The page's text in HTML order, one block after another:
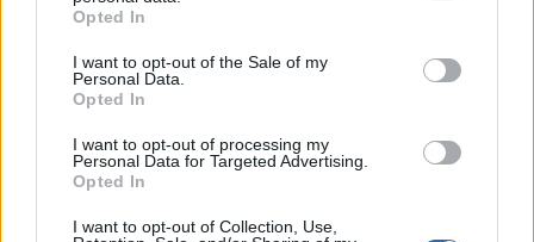
grant or deny consent to Google and its third-party tags to
use your data for below specified purposes in below Google
consent section.
Opted In
I want to opt-out of the Sale of my
Personal Data.
Opted In
I want to opt-out of processing my
Personal Data for Targeted Advertising.
Opted In
I want to opt-out of Collection, Use,
φαινόσουν σαν χαμένος», λέει η ηθοποιός που ενώ
κυρίως για να κάνει αναρτήσεις που αφορούν στην
εργασία της.